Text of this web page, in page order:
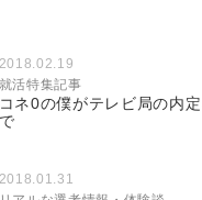
2018.02.19
就活特集記事
コネ0の僕がテレビ局の内
で
2018.01.31